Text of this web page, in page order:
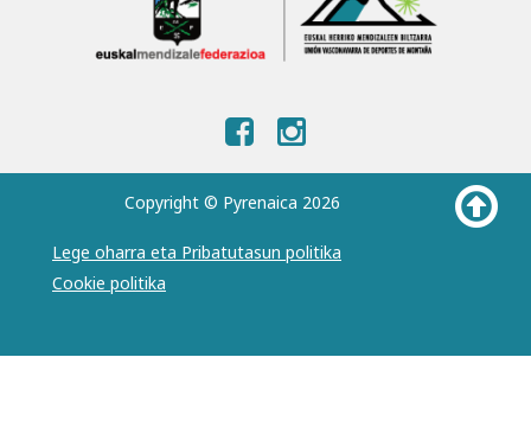
Copyright © Pyrenaica 2026
Lege oharra eta Pribatutasun politika
Cookie politika